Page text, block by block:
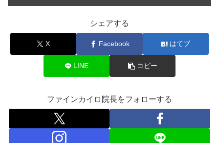
シェアする
X Facebook はてブ
LINE コピー
ファインカイロ院長をフォローする